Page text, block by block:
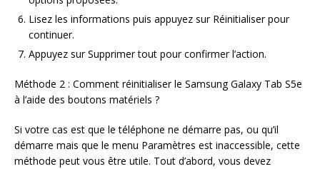
Lisez les informations puis appuyez sur Réinitialiser pour
continuer.
Appuyez sur Supprimer tout pour confirmer l’action.
Méthode 2 : Comment réinitialiser le Samsung Galaxy Tab S5e
à l’aide des boutons matériels ?
Si votre cas est que le téléphone ne démarre pas, ou qu’il
démarre mais que le menu Paramètres est inaccessible, cette
méthode peut vous être utile. Tout d’abord, vous devez